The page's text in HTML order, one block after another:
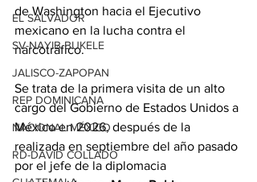
EL SALVADOR
SV-NAYIB BUKELE
JALISCO-ZAPOPAN
REP DOMINICANA
NACIONAL MÉXICO
RD-DAVID COLLADO
de Washington hacia el Ejecutivo
mexicano en la lucha contra el
narcotráfico.
Se trata de la primera visita de un alto
cargo del Gobierno de Estados Unidos a
México en 2026, después de la
realizada en septiembre del año pasado
por el jefe de la diplomacia